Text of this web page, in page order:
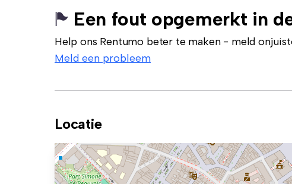
Een fout opgemerkt in
Help ons Rentumo beter te maken - meld
Meld een probleem
Locatie